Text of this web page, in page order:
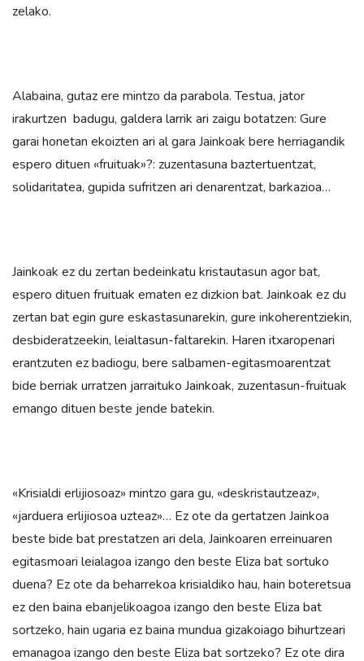
zelako.
Alabaina, gutaz ere mintzo da parabola. Testua, jator
irakurtzen badugu, galdera larrik ari zaigu botatzen: Gure
garai honetan ekoizten ari al gara Jainkoak bere herriagandik
espero dituen «fruituak»?: zuzentasuna baztertuentzat,
solidaritatea, gupida sufritzen ari denarentzat, barkazioa…
Jainkoak ez du zertan bedeinkatu kristautasun agor bat,
espero dituen fruituak ematen ez dizkion bat. Jainkoak ez du
zertan bat egin gure eskastasunarekin, gure inkoherentziekin,
desbideratzeekin, leialtasun-faltarekin. Haren itxaropenari
erantzuten ez badiogu, bere salbamen-egitasmoarentzat
bide berriak urratzen jarraituko Jainkoak, zuzentasun-fruituak
emango dituen beste jende batekin.
«Krisialdi erlijiosoaz» mintzo gara gu, «deskristautzeaz»,
«jarduera erlijiosoa uzteaz»… Ez ote da gertatzen Jainkoa
beste bide bat prestatzen ari dela, Jainkoaren erreinuaren
egitasmoari leialagoa izango den beste Eliza bat sortuko
duena? Ez ote da beharrekoa krisialdiko hau, hain boteretsua
ez den baina ebanjelikoagoa izango den beste Eliza bat
sortzeko, hain ugaria ez baina mundua gizakoiago bihurtzeari
emanagoa izango den beste Eliza bat sortzeko? Ez ote dira